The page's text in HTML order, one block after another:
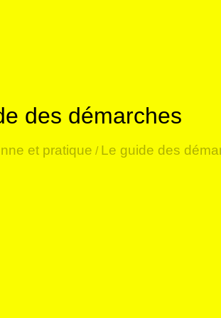
des démarches
et pratique / Le guide des